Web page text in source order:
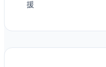
援